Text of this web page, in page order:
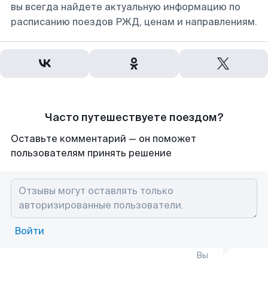
вы всегда найдете актуальную информацию по
расписанию поездов РЖД, ценам и направлениям.
Часто путешествуете поездом?
Оставьте комментарий — он поможет
пользователям принять решение
Войти
Вы